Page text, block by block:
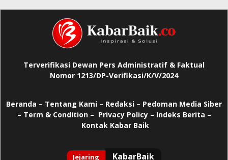
Terverifikasi Dewan Pers Administratif & Faktual
Nomor 1213/DP-Verifikasi/K/V/2024
Beranda – Tentang Kami – Redaksi – Pedoman Media Siber
– Term & Condition – Privacy Policy– Indeks Berita –
Kontak Kabar Baik